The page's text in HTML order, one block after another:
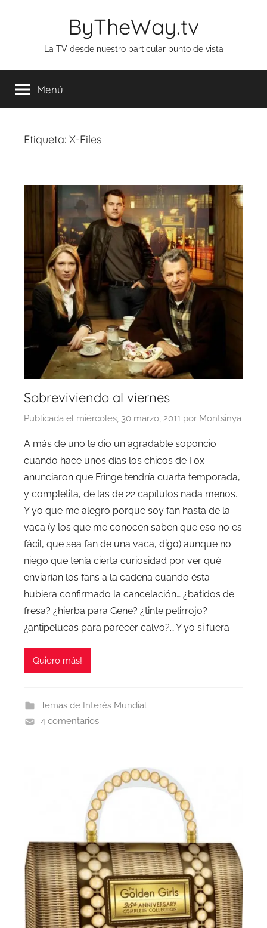
ByTheWay.tv
La TV desde nuestro particular punto de vista
Menú
Etiqueta: X-Files
Sobreviviendo al viernes
Publicada el miércoles, 30 marzo, 2011 por Montsinya
A más de uno le dio un agradable soponcio
cuando hace unos días los chicos de Fox
anunciaron que Fringe tendría cuarta temporada,
y completita, de las de 22 capítulos nada menos.
Y yo que me alegro porque soy fan hasta de la
vaca (y los que me conocen saben que eso no es
fácil, que sea fan de una vaca, digo) aunque no
niego que tenía cierta curiosidad por ver qué
enviarían los fans a la cadena cuando ésta
hubiera confirmado la cancelación… ¿batidos de
fresa? ¿hierba para Gene? ¿tinte pelirrojo?
¿antipelucas para parecer calvo?… Y yo si fuera
Quiero más!
Temas de Interés Mundial
4 comentarios